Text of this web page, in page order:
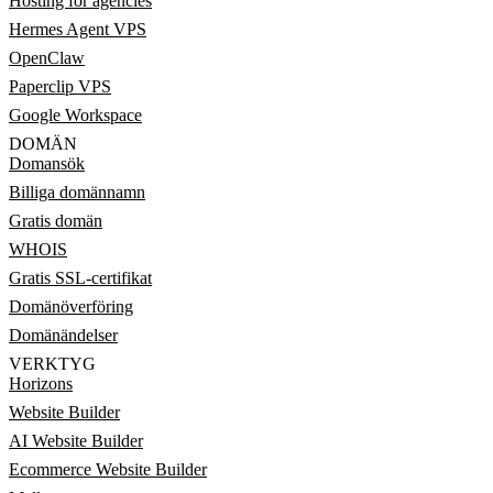
Hermes Agent VPS
OpenClaw
Paperclip VPS
Google Workspace
DOMÄN
Domansök
Billiga domännamn
Gratis domän
WHOIS
Gratis SSL-certifikat
Domänöverföring
Domänändelser
VERKTYG
Horizons
Website Builder
AI Website Builder
Ecommerce Website Builder